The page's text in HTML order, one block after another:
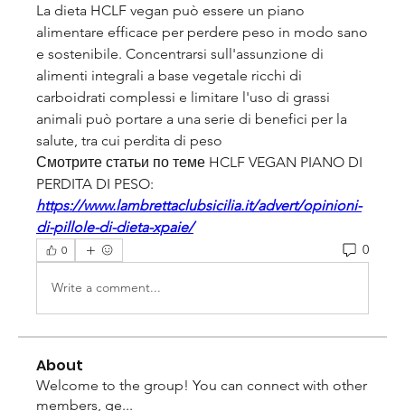
La dieta HCLF vegan può essere un piano
alimentare efficace per perdere peso in modo sano
e sostenibile. Concentrarsi sull'assunzione di
alimenti integrali a base vegetale ricchi di
carboidrati complessi e limitare l'uso di grassi
animali può portare a una serie di benefici per la
salute, tra cui perdita di peso
Смотрите статьи по теме HCLF VEGAN PIANO DI
PERDITA DI PESO:
https://www.lambrettaclubsicilia.it/advert/opinioni-
di-pillole-di-dieta-xpaie/
0 0
Write a comment...
About
Welcome to the group! You can connect with other
members, ge...